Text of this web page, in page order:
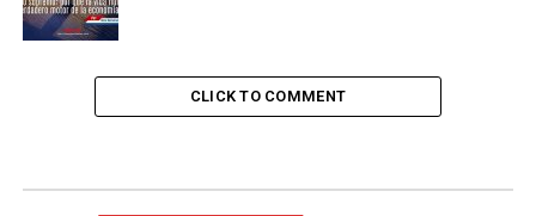
CLICK TO COMMENT